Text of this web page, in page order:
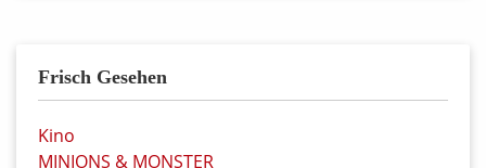
Frisch Gesehen
Kino
MINIONS & MONSTER